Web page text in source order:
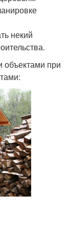
некий
при